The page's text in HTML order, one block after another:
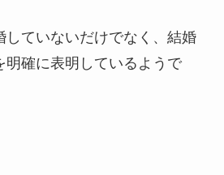
していないだけでなく、結婚
明確に表明しているようで